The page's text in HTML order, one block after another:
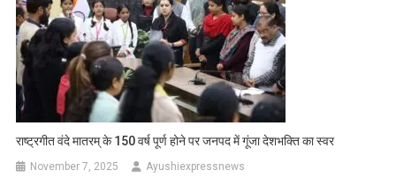
राष्ट्रगीत वंदे मातरम् के 150 वर्ष पूर्ण होने पर जनपद में गूंजा देशभक्ति का स्वर
November 7, 2025 Ayushiexpressnews